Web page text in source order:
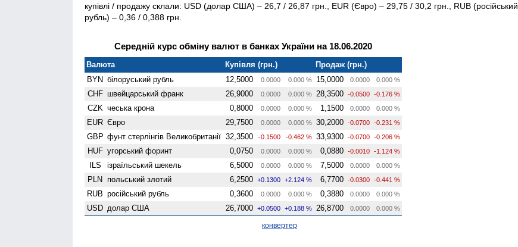
купівлі / продажу склали: USD (долар США) – 26,7 / 26,87 грн., EUR (Євро) – 29,75 / 30,2 грн., RUB (російський
рубль) – 0,36 / 0,388 грн.
Середній курс обміну валют в банках України на 18.06.2020
Валюта Купівля (грн.)
Продаж (грн.)
BYN білоруський рубль 12,5000 0.0000 0.000 % 15,0000 0.0000 0.000 %
CHF швейцарський франк 26,9000 0.0000 0.000 % 28,3500 -0.0500 -0.176 %
CZK чеська крона 0,8000 0.0000 0.000 % 1,1500 0.0000 0.000 %
EUR Євро 29,7500 0.0000 0.000 % 30,2000 -0.0700 -0.231 %
GBP фунт стерлінгів Велико­британії 32,3500 -0.1500 -0.462 % 33,9300 -0.0700 -0.206 %
HUF угорський форинт 0,0750 0.0000 0.000 % 0,0880 -0.0010 -1.124 %
ILS ізраїльський шекель 6,5000 0.0000 0.000 % 7,5000 0.0000 0.000 %
PLN польський злотий 6,2500 +0.1300 +2.124 % 6,7700 -0.0300 -0.441 %
RUB російський рубль 0,3600 0.0000 0.000 % 0,3880 0.0000 0.000 %
USD долар США 26,7000 +0.0500 +0.188 % 26,8700 0.0000 0.000 %
конвертер